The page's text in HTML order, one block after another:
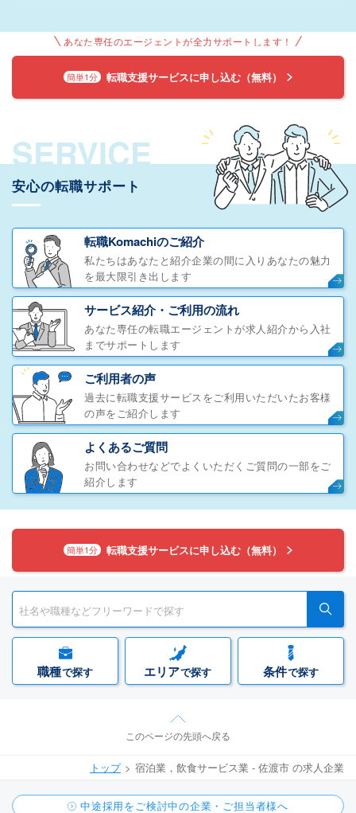
あなた専任のエージェントが全力サポートします！
簡単1分 転職支援サービスに申し込む（無料）
SERVICE
安心の転職サポート
転職Komachiのご紹介
私たちはあなたと紹介企業の間に入りあなたの魅力
を最大限引き出します
サービス紹介・ご利用の流れ
あなた専任の転職エージェントが求人紹介から入社
までサポートします
ご利用者の声
過去に転職支援サービスをご利用いただいたお客様
の声をご紹介します
よくあるご質問
お問い合わせなどでよくいただくご質問の一部をご
紹介します
簡単1分 転職支援サービスに申し込む（無料）
職種で探す エリアで探す 条件で探す
このページの先頭へ戻る
トップ 宿泊業，飲食サービス業 - 佐渡市 の求人企業
中途採用をご検討中の企業・ご担当者様へ